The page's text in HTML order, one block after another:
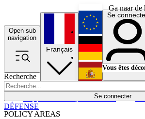
Ga naar
Open sub
navigation
Recherche
Se connecter
POLICY AREAS
Économie
Français
English
Deutsch
Español
Se
Vous êtes
DÉFENSE